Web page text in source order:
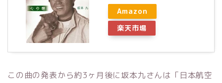
Amazon
楽天市場
この曲の発表から約3ヶ月後に坂本九さんは「日本航空